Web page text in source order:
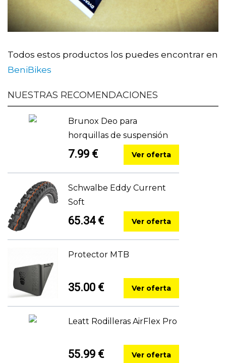
Todos estos productos los puedes encontrar en
BeniBikes
NUESTRAS RECOMENDACIONES
Brunox Deo para
horquillas de suspensión
7.99 € Ver oferta
Schwalbe Eddy Current
Soft
65.34 € Ver oferta
Protector MTB
35.00 € Ver oferta
Leatt Rodilleras AirFlex Pro
55.99 € Ver oferta